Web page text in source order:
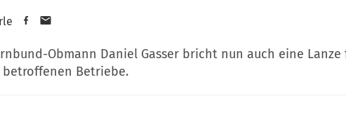
Obmann Daniel Gasser bricht nun auch eine Lanze
betroffenen Betriebe.